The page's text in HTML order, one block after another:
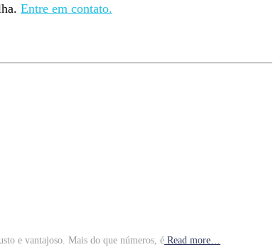
Entre em contato.
e vantajoso. Mais do que números, é Read more…